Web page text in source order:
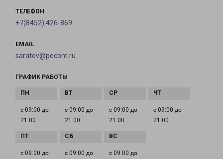
ТЕЛЕФОН
+7(8452) 426-869
EMAIL
saratov@pecom.ru
ГРАФИК РАБОТЫ
с 09:00 до
21:00
с 09:00 до
21:00
с 09:00 до
21:00
с 09:00 до
21:00
с 09:00 до
с 09:00 до
с 09:00 до